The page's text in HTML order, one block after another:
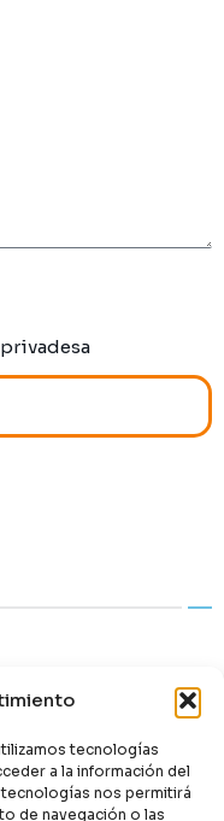
tecnologías
a la información del
nos permitirá
de navegación o las